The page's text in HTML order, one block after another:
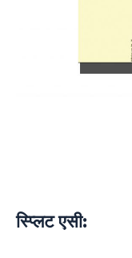
स्प्लिट एसी: